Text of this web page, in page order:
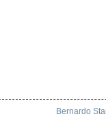
Bernardo